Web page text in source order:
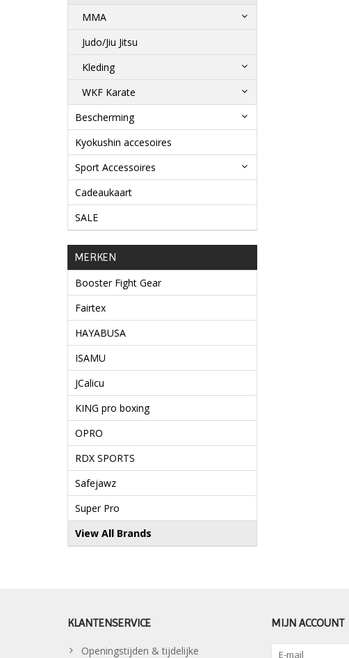
MMA
Judo/Jiu Jitsu
Kleding
WKF Karate
Bescherming
Kyokushin accesoires
Sport Accessoires
Cadeaukaart
SALE
MERKEN
Booster Fight Gear
Fairtex
HAYABUSA
ISAMU
JCalicu
KING pro boxing
OPRO
RDX SPORTS
Safejawz
Super Pro
View All Brands
KLANTENSERVICE
Openingstijden & tijdelijke
MIJN ACCOUNT